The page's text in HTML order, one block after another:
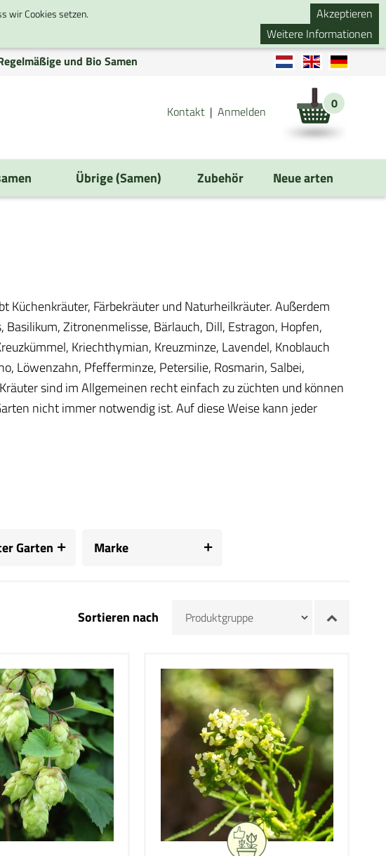
wir Cookies setzen.
Akzeptieren
Weitere Informationen
und Bio Samen
Kontakt Anmelden 0
Übrige (Samen) Zubehör Neue arten
Küchenkräuter, Färbekräuter und Naturheilkräuter. Außerdem
Zitronenmelisse, Bärlauch, Dill, Estragon, Hopfen,
Kriechthymian, Kreuzminze, Lavendel, Knoblauch
Löwenzahn, Pfefferminze, Petersilie, Rosmarin, Salbei,
sind im Allgemeinen recht einfach zu züchten und können
nicht immer notwendig ist. Auf diese Weise kann jeder
Garten Marke
Sortieren nach